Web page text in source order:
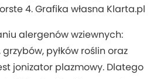
4. Grafika własna Klarta.pl
alergenów wziewnych:
pyłków roślin oraz
jonizator plazmowy. Dlatego